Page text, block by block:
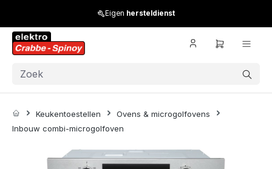
Eigen hersteldienst
Keukentoestellen
Ovens & microgolfovens
Inbouw combi-microgolfoven
Skip image gallery